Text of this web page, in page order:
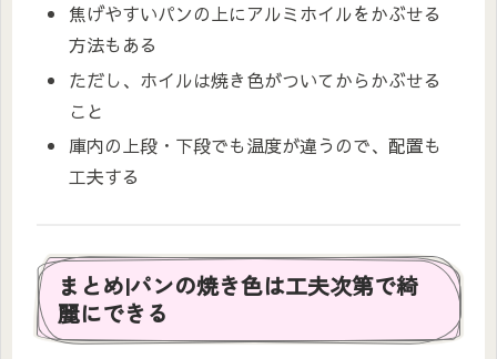
焦げやすいパンの上にアルミホイルをかぶせる
方法もある
ただし、ホイルは焼き色がついてからかぶせる
こと
庫内の上段・下段でも温度が違うので、配置も
工夫する
まとめ|パンの焼き色は工夫次第で綺
麗にできる